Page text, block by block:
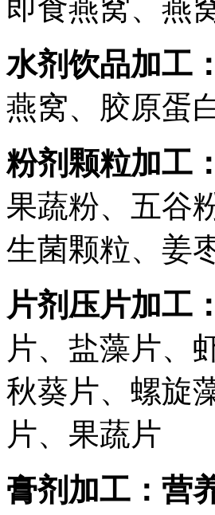
即食燕窝、燕
水剂饮品加工：
燕窝、胶原蛋
粉剂颗粒加工：
果蔬粉、五谷
生菌颗粒、姜
片剂压片加工：
片、盐藻片、
秋葵片、螺旋
片、果蔬片
膏剂加工： 营